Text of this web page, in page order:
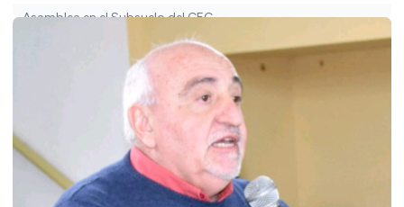
Asamblea en el Subsuelo del CEC.